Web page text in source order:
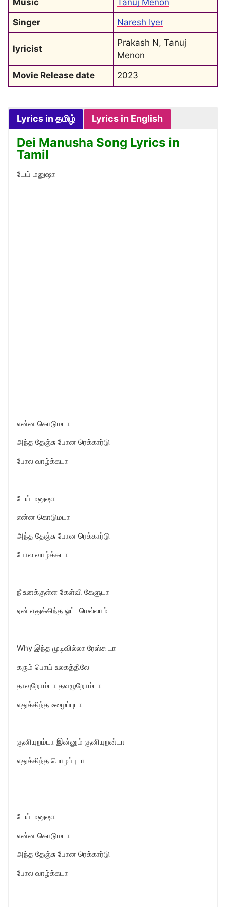
Music
Tanuj Menon
Singer
Naresh Iyer
lyricist
Prakash N, Tanuj
Menon
Movie Release date
2023
Lyrics in தமிழ் Lyrics in English
Dei Manusha Song Lyrics in
Tamil
டேய் மனுஷா
என்ன கொடுமடா
அந்த தேஞ்சு போன ரெக்கார்டு
போல வாழ்க்கடா
டேய் மனுஷா
என்ன கொடுமடா
அந்த தேஞ்சு போன ரெக்கார்டு
போல வாழ்க்கடா
நீ உனக்குள்ள கேள்வி கேளுடா
ஏன் எதுக்கிந்த ஓட்டமெல்லாம்
Why இந்த முடிவில்லா ரேஸ்சு டா
கரும் பொய் உலகத்திலே
தாவுறோம்டா தவழுறோம்டா
எதுக்கிந்த உழைப்புடா
குனியுறம்டா இன்னும் குனியுறன்டா
எதுக்கிந்த பொழப்புடா
டேய் மனுஷா
என்ன கொடுமடா
அந்த தேஞ்சு போன ரெக்கார்டு
போல வாழ்க்கடா